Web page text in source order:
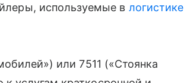
используемые в логистике
или 7511 («Стоянка